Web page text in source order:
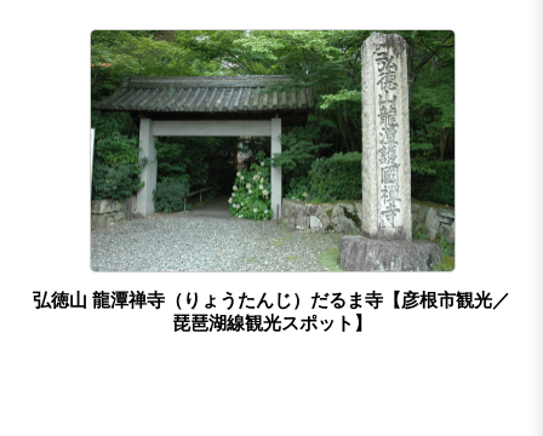
弘徳山 龍潭禅寺（りょうたんじ）だるま寺【彦根市観光／
琵琶湖線観光スポット】